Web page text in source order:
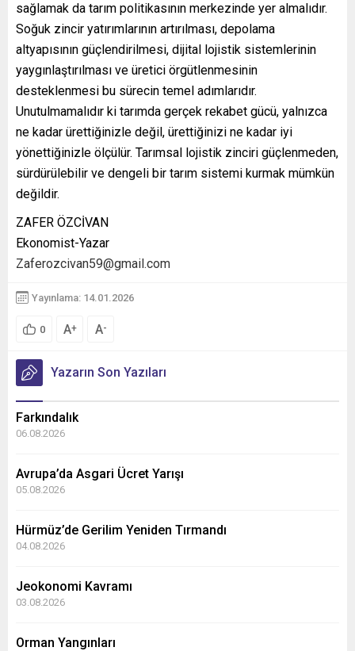
sağlamak da tarım politikasının merkezinde yer almalıdır.
Soğuk zincir yatırımlarının artırılması, depolama
altyapısının güçlendirilmesi, dijital lojistik sistemlerinin
yaygınlaştırılması ve üretici örgütlenmesinin
desteklenmesi bu sürecin temel adımlarıdır.
Unutulmamalıdır ki tarımda gerçek rekabet gücü, yalnızca
ne kadar ürettiğinizle değil, ürettiğinizi ne kadar iyi
yönettiğinizle ölçülür. Tarımsal lojistik zinciri güçlenmeden,
sürdürülebilir ve dengeli bir tarım sistemi kurmak mümkün
değildir.
ZAFER ÖZCİVAN
Ekonomist-Yazar
Zaferozcivan59@gmail.com
Yayınlama: 14.01.2026
0 A+ A-
Yazarın Son Yazıları
Farkındalık
06.08.2026
Avrupa’da Asgari Ücret Yarışı
05.08.2026
Hürmüz’de Gerilim Yeniden Tırmandı
04.08.2026
Jeokonomi Kavramı
03.08.2026
Orman Yangınları